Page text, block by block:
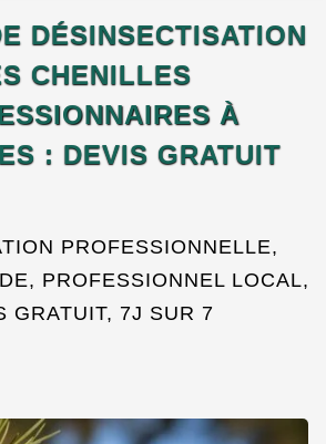
DÉSINSECTISATION
CHENILLES
À
: DEVIS GRATUIT
PROFESSIONNELLE,
PROFESSIONNEL LOCAL,
GRATUIT, 7J SUR 7